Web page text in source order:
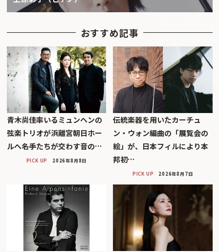
おすすめ記事
青木尚佳率いるミュンヘンの
弦楽トリオが浜離宮朝日ホー
ルへ――名手たちが交わす音の…
PICK UP 2026年8月8日
伝統楽器を用いたカーチュ
ン・ウォン編曲の「展覧会の
絵」が、日本フィルにより本
邦初…
PICK UP 2026年8月7日